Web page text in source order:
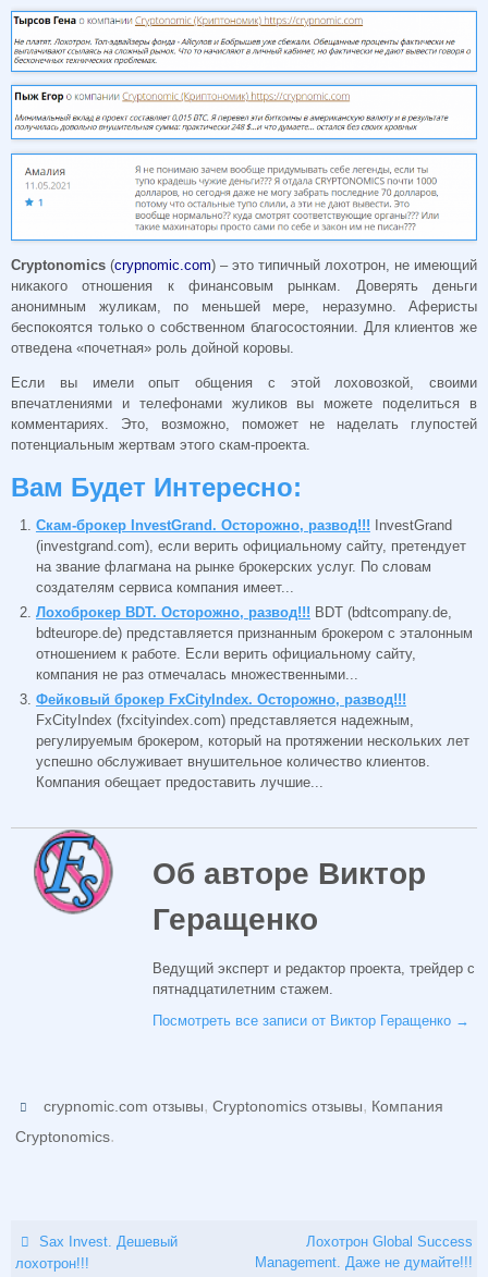
Cryptonomics (crypnomic.com) – это типичный лохотрон, не имеющий
никакого отношения к финансовым рынкам. Доверять деньги
анонимным жуликам, по меньшей мере, неразумно. Аферисты
беспокоятся только о собственном благосостоянии. Для клиентов же
отведена «почетная» роль дойной коровы.
Если вы имели опыт общения с этой лоховозкой, своими
впечатлениями и телефонами жуликов вы можете поделиться в
комментариях. Это, возможно, поможет не наделать глупостей
потенциальным жертвам этого скам-проекта.
Вам Будет Интересно:
Скам-брокер InvestGrand. Осторожно, развод!!!
InvestGrand
(investgrand.com), если верить официальному сайту, претендует
на звание флагмана на рынке брокерских услуг. По словам
создателям сервиса компания имеет...
Лохоброкер BDT. Осторожно, развод!!! BDT (bdtcompany.de,
bdteurope.de) представляется признанным брокером с эталонным
отношением к работе. Если верить официальному сайту,
компания не раз отмечалась множественными...
Фейковый брокер FxCityIndex. Осторожно, развод!!!
FxCityIndex (fxcityindex.com) представляется надежным,
регулируемым брокером, который на протяжении нескольких лет
успешно обслуживает внушительное количество клиентов.
Компания обещает предоставить лучшие...
Об авторе Виктор
Геращенко
Ведущий эксперт и редактор проекта, трейдер с
пятнадцатилетним стажем.
Посмотреть все записи от Виктор Геращенко →
crypnomic.com отзывы,Cryptonomics отзывы, Компания
Cryptonomics.
Sax Invest. Дешевый
лохотрон!!!
Лохотрон Global Success
Management. Даже не думайте!!!